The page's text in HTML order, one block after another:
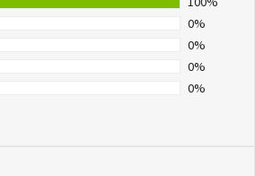
0%
0%
0%
0%